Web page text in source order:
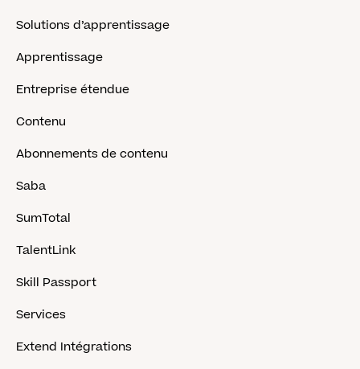
Solutions d’apprentissage
Apprentissage
Entreprise étendue
Contenu
Abonnements de contenu
Saba
SumTotal
TalentLink
Skill Passport
Services
Extend Intégrations